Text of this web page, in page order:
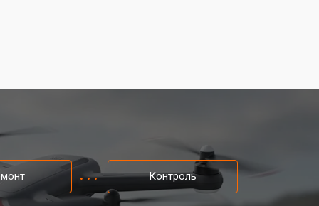
1500 ₽ Заказать
Контроль